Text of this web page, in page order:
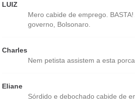
LUIZ
Mero cabide de emprego.
governo, Bolsonaro.
Charles
Nem petista assistem a esta
Eliane
Sórdido e debochado cabide de